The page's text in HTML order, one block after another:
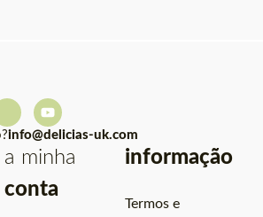
info@delicias-uk.com
a minha
conta
informação
Termos e